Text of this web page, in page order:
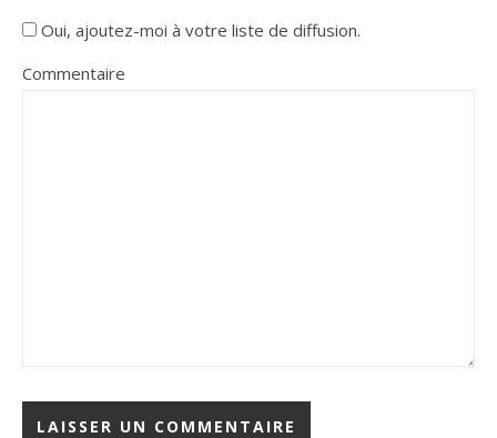
Oui, ajoutez-moi à votre liste de diffusion.
Commentaire